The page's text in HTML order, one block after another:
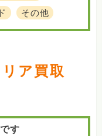
その他
ア買取
す